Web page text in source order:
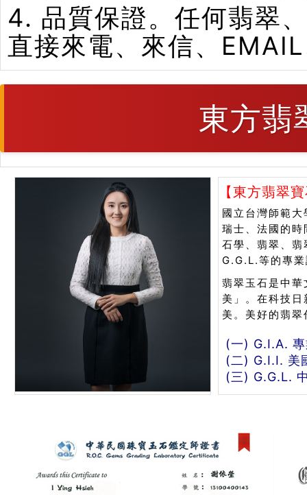
4. 品質保證。任何翡翠
直接來電、來信、
東方翡
【東方翡翠
國立台灣師範
瑞士、法國的
石學、翡翠、
G.G.L.等的專
翡翠玉石是中
美」。在科技
美。美好的翡
(一) G.I.A.
(二) G.I.I. 美
(三) G.G.L.